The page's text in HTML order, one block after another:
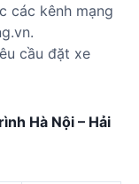
các kênh mạng
cầu đặt xe
Hà Nội – Hải